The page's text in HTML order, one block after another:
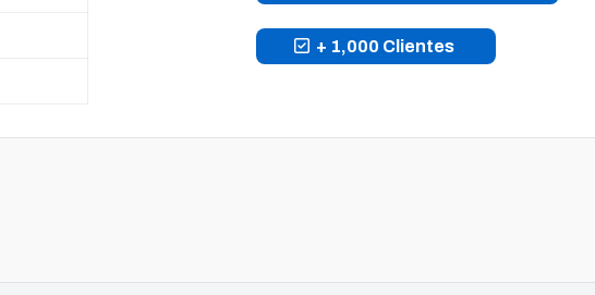
+ 1,000 Clientes